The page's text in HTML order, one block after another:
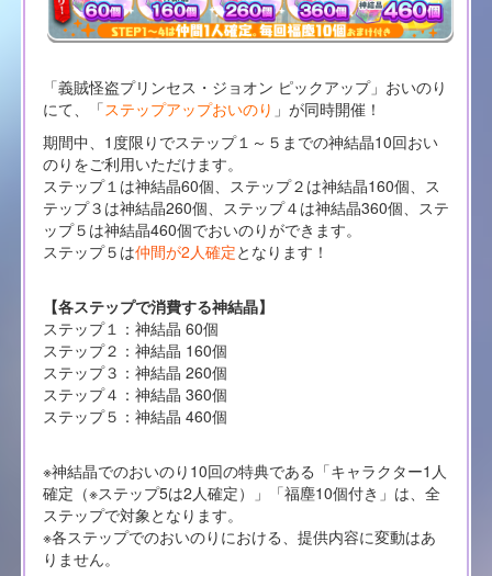
「義賊怪盗プリンセス・ジョオン ピックアップ」おいのり
にて、「ステップアップおいのり 」が同時開催！
期間中、1度限りでステップ１～５までの神結晶10回おい
のりをご利用いただけます。
ステップ１は神結晶60個、ステップ２は神結晶160個、ス
テップ３は神結晶260個、ステップ４は神結晶360個、ステ
ップ５は神結晶460個でおいのりができます。
ステップ５は仲間が2人確定となります！
【各ステップで消費する神結晶】
ステップ１：神結晶 60個
ステップ２：神結晶 160個
ステップ３：神結晶 260個
ステップ４：神結晶 360個
ステップ５：神結晶 460個
※神結晶でのおいのり10回の特典である「キャラクター1人
確定（※ステップ5は2人確定）」「福塵10個付き」は、全
ステップで対象となります。
※各ステップでのおいのりにおける、提供内容に変動はあ
りません。